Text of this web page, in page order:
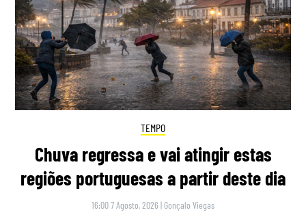
TEMPO
Chuva regressa e vai atingir estas
regiões portuguesas a partir deste dia
16:00 7 Agosto, 2026 | Gonçalo Viegas